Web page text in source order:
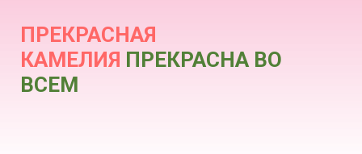
ПРЕКРАСНАЯ
КАМЕЛИЯ ПРЕКРАСНА ВО
ВСЕМ